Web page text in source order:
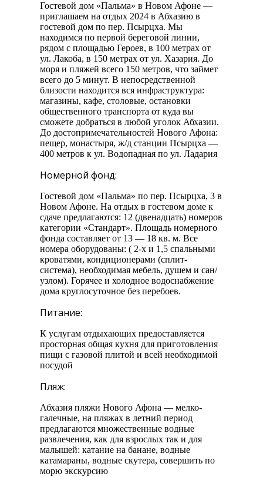
Гостевой дом «Пальма» в Новом Афоне —
приглашаем на отдых 2024 в Абхазию в
гостевой дом по пер. Псырцха. Мы
находимся по первой береговой линии,
рядом с площадью Героев, в 100 метрах от
ул. Лакоба, в 150 метрах от ул. Хазария. До
моря и пляжей всего 150 метров, что займет
всего до 5 минут. В непосредственной
близости находится вся инфраструктура:
магазины, кафе, столовые, остановки
общественного транспорта от куда вы
сможете добраться в любой уголок Абхазии.
До достопримечательностей Нового Афона:
пещер, монастыря, ж/д станции Псырцха —
400 метров к ул. Водопадная по ул. Ладария
Номерной фонд:
Гостевой дом «Пальма» по пер. Псырцха, 3 в
Новом Афоне. На отдых в гостевом доме к
сдаче предлагаются: 12 (двенадцать) номеров
категории «Стандарт». Площадь номерного
фонда составляет от 13 — 18 кв. м. Все
номера оборудованы: ( 2-х и 1,5 спальными
кроватями, кондиционерами (сплит-
система), необходимая мебель, душем и сан/
узлом). Горячее и холодное водоснабжение
дома круглосуточное без перебоев.
Питание:
К услугам отдыхающих предоставляется
просторная общая кухня для приготовления
пищи с газовой плитой и всей необходимой
посудой
Пляж:
Абхазия пляжи Нового Афона — мелко-
галечные, на пляжах в летний период
предлагаются множественные водные
развлечения, как для взрослых так и для
малышей: катание на банане, водные
катамараны, водные скутера, совершить по
морю экскурсию